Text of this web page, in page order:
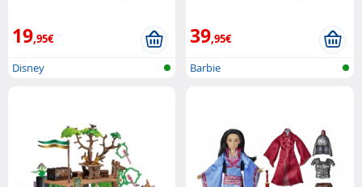
19,95€
Disney
39,95€
Barbie